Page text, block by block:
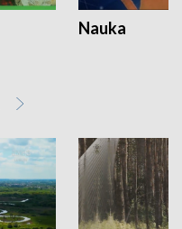
Nauka